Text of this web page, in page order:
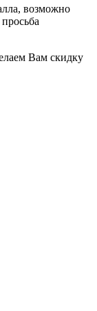
возможно
Вам скидку